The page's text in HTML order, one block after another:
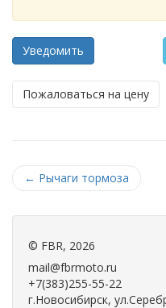
Уведомить
Пожаловаться на цену
← Рычаги тормоза
© FBR, 2026
mail@fbrmoto.ru
+7(383)255-55-22
г.Новосибирск,